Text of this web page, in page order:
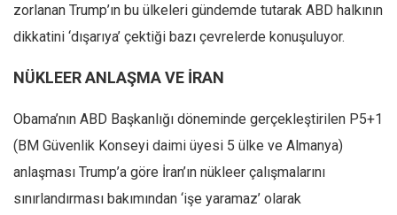
Kategoriler
Kültür Sanat
Kitap
Karisi kitap sualleri
7 soruda bu hafta
zorlanan Trump’ın bu ülkeleri gündemde tutarak ABD halkının
dikkatini ‘dışarıya’ çektiği bazı çevrelerde konuşuluyor.
NÜKLEER ANLAŞMA VE İRAN
Obama’nın ABD Başkanlığı döneminde gerçekleştirilen P5+1
(BM Güvenlik Konseyi daimi üyesi 5 ülke ve Almanya)
anlaşması Trump’a göre İran’ın nükleer çalışmalarını
sınırlandırması bakımından ‘işe yaramaz’ olarak